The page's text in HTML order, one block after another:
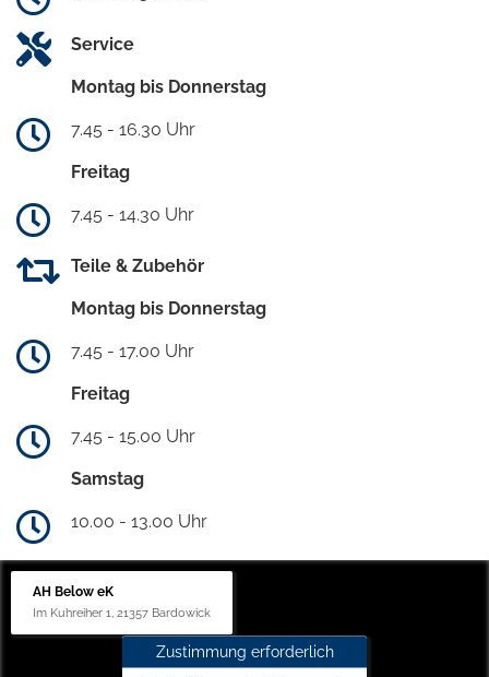
Service
Montag bis Donnerstag
7.45 - 16.30 Uhr
Freitag
7.45 - 14.30 Uhr
Teile & Zubehör
Montag bis Donnerstag
7.45 - 17.00 Uhr
Freitag
7.45 - 15.00 Uhr
Samstag
10.00 - 13.00 Uhr
AH Below eK
Im Kuhreiher 1, 21357 Bardowick
Zustimmung erforderlich